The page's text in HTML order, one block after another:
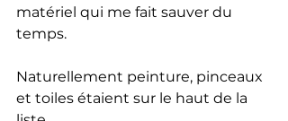
matériel qui me fait sauver du
temps.
Naturellement peinture, pinceaux
et toiles étaient sur le haut de la